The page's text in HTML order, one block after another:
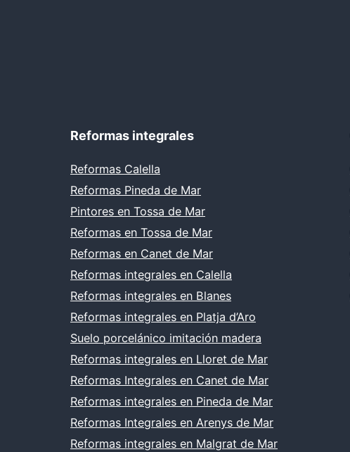
Reformas integrales
Reformas Calella
Reformas Pineda de Mar
Pintores en Tossa de Mar
Reformas en Tossa de Mar
Reformas en Canet de Mar
Reformas integrales en Calella
Reformas integrales en Blanes
Reformas integrales en Platja d’Aro
Suelo porcelánico imitación madera
Reformas integrales en Lloret de Mar
Reformas Integrales en Canet de Mar
Reformas integrales en Pineda de Mar
Reformas Integrales en Arenys de Mar
Reformas integrales en Malgrat de Mar